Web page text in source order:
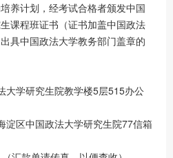
计划，经考试合格者颁发中国
课程班证书（证书加盖中国政法
具中国政法大学教务部门盖章的
学研究生院教学楼5层515办公
区中国政法大学研究生院77信箱